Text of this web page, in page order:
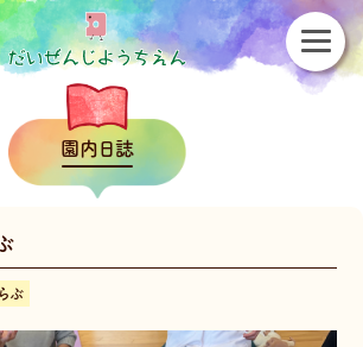
園内日誌
ぶ